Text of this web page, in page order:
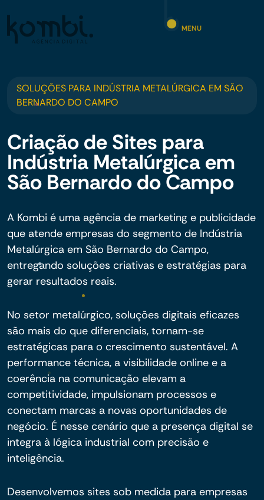
MENU
SOLUÇÕES PARA INDÚSTRIA METALÚRGICA EM SÃO
BERNARDO DO CAMPO
Criação de Sites para
Indústria Metalúrgica em
São Bernardo do Campo
A Kombi é uma agência de marketing e publicidade
que atende empresas do segmento de Indústria
Metalúrgica em São Bernardo do Campo,
entregando soluções criativas e estratégias para
gerar resultados reais.
No setor metalúrgico, soluções digitais eficazes
são mais do que diferenciais, tornam-se
estratégicas para o crescimento sustentável. A
performance técnica, a visibilidade online e a
coerência na comunicação elevam a
competitividade, impulsionam processos e
conectam marcas a novas oportunidades de
negócio. É nesse cenário que a presença digital se
integra à lógica industrial com precisão e
inteligência.
Desenvolvemos sites sob medida para empresas